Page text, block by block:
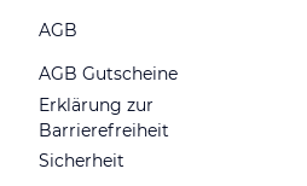
AGB
AGB Gutscheine
Erklärung zur
Barrierefreiheit
Sicherheit